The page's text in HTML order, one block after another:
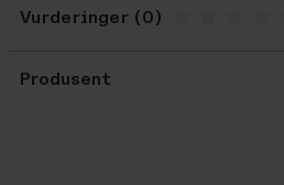
Vurderinger
Produsent